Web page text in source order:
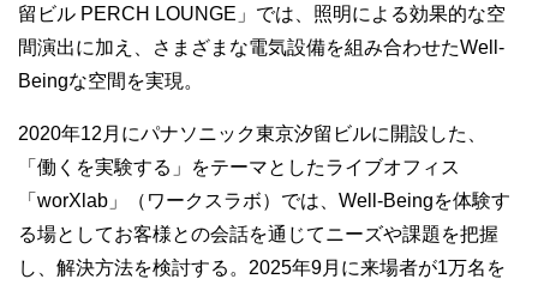
留ビル PERCH LOUNGE 」では、照明による効果的な空
間演出に加え、さまざまな電気設備を組み合わせたWell-
Beingな空間を実現。
2020年12 月にパナソニック東京汐留ビルに開設した、
「働くを実験する」をテーマとしたライブオフィス
「 worXlab 」（ワークスラボ）では、 Well-Beingを体験す
る場としてお客様との会話を通じてニーズや課題を把握
し、解決方法を検討する。 2025年9月に来場者が1万名を